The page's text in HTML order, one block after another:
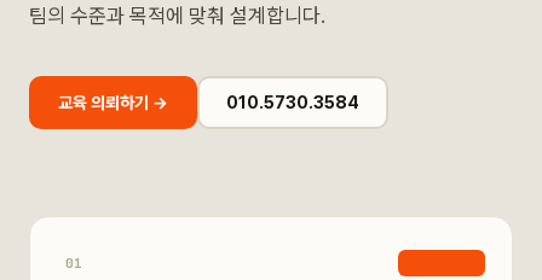
팀의 수준과 목적에 맞춰 설계합니다.
교육 의뢰하기 → 010.5730.3584
01